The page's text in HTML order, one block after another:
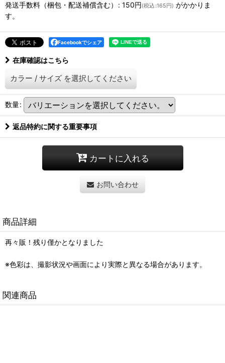
発送手数料（梱包・配送補償含む）
: 150円(税込 :165円 ) がかかりま
す。
Facebookでシェア
在庫確認はこちら
カラー / サイズ を選択してください
数量:
返品特約に関する重要事項
カートに入れる
お問い合わせ
商品詳細
再々販！残り僅かとなりました
※色彩は、撮影状況や画面により実際と異なる場合があります。
関連商品